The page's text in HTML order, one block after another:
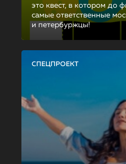
это квест, в котором до
самые ответственные
и петербуржцы!
СПЕЦПРОЕКТ